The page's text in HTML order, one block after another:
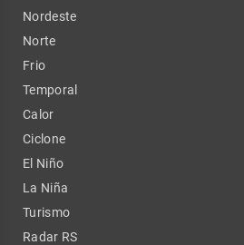
Nordeste
Norte
Frio
Temporal
Calor
Ciclone
El Niño
La Niña
Turismo
Radar RS